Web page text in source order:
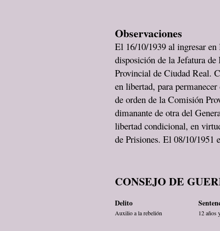
Observaciones
El 16/10/1939 al ingresar
disposición de la Jefatura
Provincial de Ciudad Real.
en libertad, para
de orden de la Comisión
dimanante de otra del
libertad condicional, en
de Prisiones. El 08/10/
CONSEJO DE
Delito
Auxilio a la rebelión 12 años